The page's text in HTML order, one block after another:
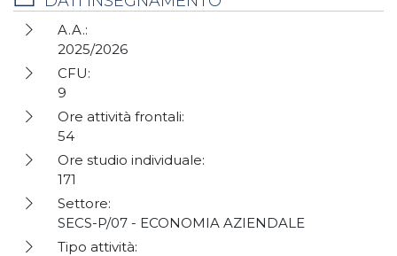
A.A.:
2025/2026
CFU:
9
Ore attività frontali:
54
Ore studio individuale:
171
Settore:
SECS-P/07 - ECONOMIA AZIENDALE
Tipo attività: